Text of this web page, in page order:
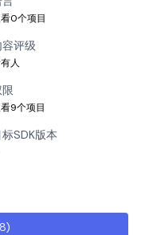
0个项目
容评级
人
9个项目
标SDK版本
)